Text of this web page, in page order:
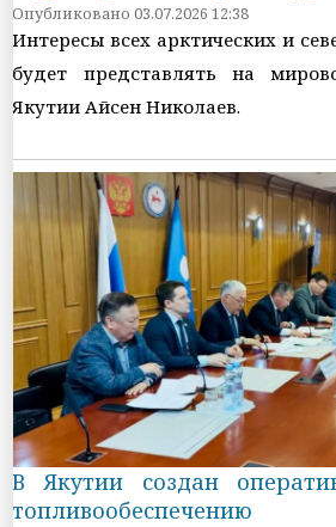
Опубликовано 03.07.2026 12:38
Интересы всех арктических и
будет представлять на
Якутии Айсен Николаев.
В Якутии создан
топливообеспечению